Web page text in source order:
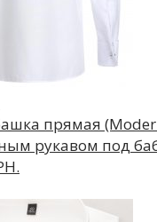
прямая
рукавом под